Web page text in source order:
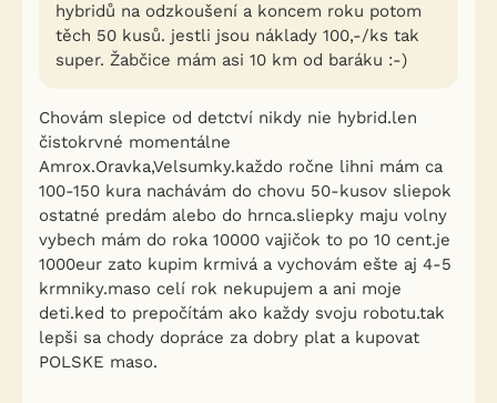
hybridů na odzkoušení a koncem roku potom
těch 50 kusů. jestli jsou náklady 100,-/ks tak
super. Žabčice mám asi 10 km od baráku :-)
Chovám slepice od detctví nikdy nie hybrid.len
čistokrvné momentálne
Amrox.Oravka,Velsumky.každo ročne lihni mám ca
100-150 kura nachávám do chovu 50-kusov sliepok
ostatné predám alebo do hrnca.sliepky maju volny
vybech mám do roka 10000 vajičok to po 10 cent.je
1000eur zato kupim krmivá a vychovám ešte aj 4-5
krmniky.maso celí rok nekupujem a ani moje
deti.ked to prepočítám ako každy svoju robotu.tak
lepši sa chody dopráce za dobry plat a kupovat
POLSKE maso.